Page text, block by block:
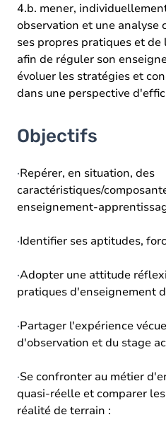
4.b. mener,
observation et une analyse
ses propres pratiques et
afin de réguler son
évoluer les stratégies et
dans une perspective
Objectifs
·Repérer, en situation, des
caractéristiques/
enseignement-
·Identifier ses aptitudes,
·Adopter une attitude
pratiques d'enseignement
·Partager l'expérience
d'observation et du stage
·Se confronter au métier
quasi-réelle et comparer
réalité de terrain :